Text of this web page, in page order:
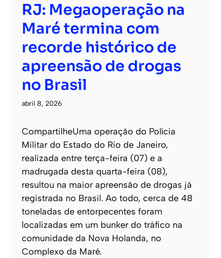
RJ: Megaoperação na
Maré termina com
recorde histórico de
apreensão de drogas
no Brasil
abril 8, 2026
CompartilheUma operação do Polícia
Militar do Estado do Rio de Janeiro,
realizada entre terça-feira (07) e a
madrugada desta quarta-feira (08),
resultou na maior apreensão de drogas já
registrada no Brasil. Ao todo, cerca de 48
toneladas de entorpecentes foram
localizadas em um bunker do tráfico na
comunidade da Nova Holanda, no
Complexo da Maré.